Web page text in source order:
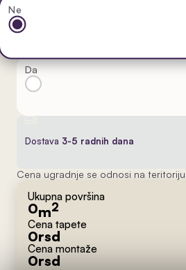
Ne
Da
Dostava 3-5 radnih dana
Cena ugradnje se odnosi na
Ukupna površina
0m2
Cena tapete
0rsd
Cena montaže
0rsd